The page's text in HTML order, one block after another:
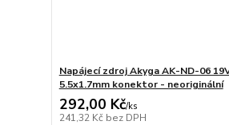
Napájecí zdroj Akyga AK-ND-06
5.5x1.7mm konektor - neoriginální
292,00 Kč/ks
241,32 Kč bez DPH